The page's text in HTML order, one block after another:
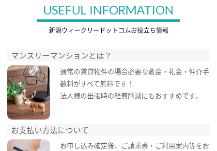
USEFUL INFORMATION
新潟ウィークリードットコムお役立ち情報
マンスリーマンションとは？
通常の賃貸物件の場合必要な敷金・礼金・仲介手
数料がすべて無料です！
法人様の出張時の経費削減にもおすすめです。
お支払い方法について
お申し込み確定後、ご請求書・ご利用案内等をお